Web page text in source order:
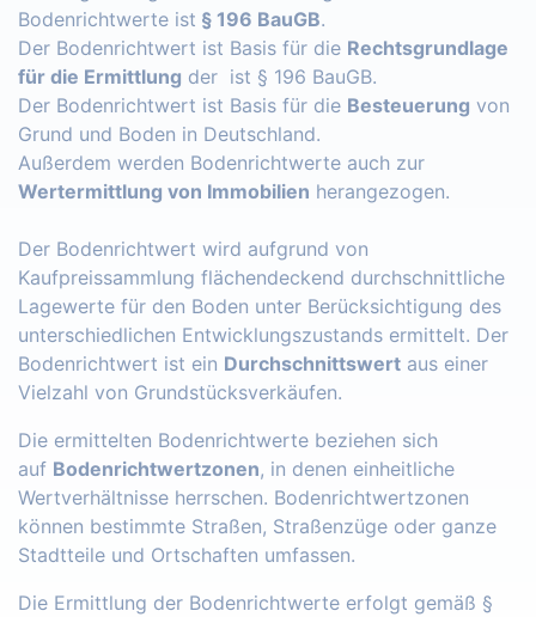
Bodenrichtwerte ist § 196 BauGB.
Der Bodenrichtwert ist Basis für die Rechtsgrundlage
für die Ermittlung der ist § 196 BauGB.
Der Bodenrichtwert ist Basis für die Besteuerung von
Grund und Boden in Deutschland.
Außerdem werden Bodenrichtwerte auch zur
Wertermittlung von Immobilien herangezogen.
Der Bodenrichtwert wird aufgrund von
Kaufpreissammlung flächendeckend durchschnittliche
Lagewerte für den Boden unter Berücksichtigung des
unterschiedlichen Entwicklungszustands ermittelt. Der
Bodenrichtwert ist ein Durchschnittswert aus einer
Vielzahl von Grundstücksverkäufen.
Die ermittelten Bodenrichtwerte beziehen sich
auf Bodenrichtwertzonen, in denen einheitliche
Wertverhältnisse herrschen. Bodenrichtwertzonen
können bestimmte Straßen, Straßenzüge oder ganze
Stadtteile und Ortschaften umfassen.
Die Ermittlung der Bodenrichtwerte erfolgt gemäß §